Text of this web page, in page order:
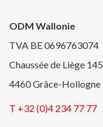
ODM Wallonie
TVA BE 0696763074
Chaussée de Liège 145
4460 Grâce-Hollogne
T +32 (0)4 234 77 77